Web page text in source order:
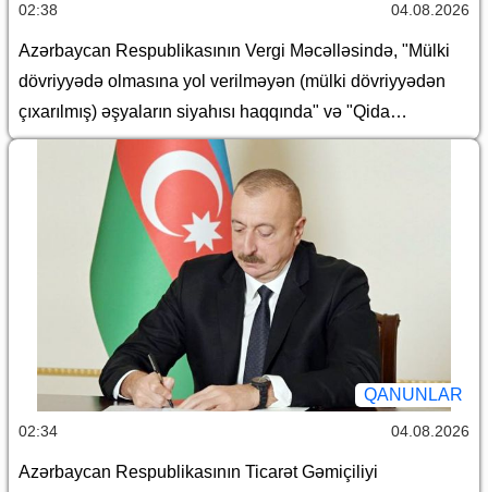
02:38 04.08.2026
Azərbaycan Respublikasının Vergi Məcəlləsində, "Mülki
dövriyyədə olmasına yol verilməyən (mülki dövriyyədən
çıxarılmış) əşyaların siyahısı haqqında" və "Qida
təhlükəsizliyi haqqında" Azərbaycan Respublikasının
qanunlarında dəyişiklik edilməsi barədə
QANUNLAR
02:34 04.08.2026
Azərbaycan Respublikasının Ticarət Gəmiçiliyi